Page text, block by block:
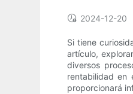
2024-12-20
Si tiene
artículo,
diversos
rentabilidad en
proporcionará